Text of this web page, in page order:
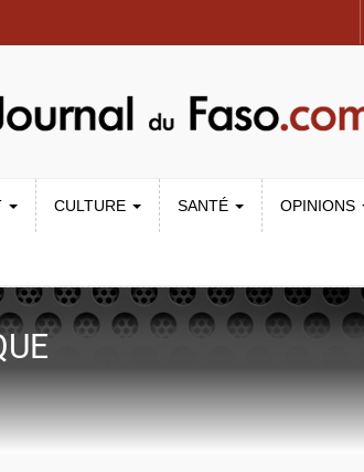
CULTURE SANTÉ OPINIONS